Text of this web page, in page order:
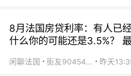
8月法国房贷利率：有人已
什么你的可能还是3.5%？
闲聊法国 街友90454511 昨天